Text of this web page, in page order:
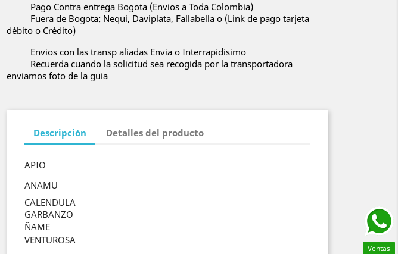
Pago Contra entrega Bogota (Envios a Toda Colombia)
Fuera de Bogota: Nequi, Daviplata, Fallabella o (Link de pago tarjeta
débito o Crédito)
Envios con las transp aliadas Envia o Interrapidisimo
Recuerda cuando la solicitud sea recogida por la transportadora
enviamos foto de la guia
Descripción Detalles del producto
APIO
ANAMU
CALENDULA
GARBANZO
ÑAME
VENTUROSA
Ventas